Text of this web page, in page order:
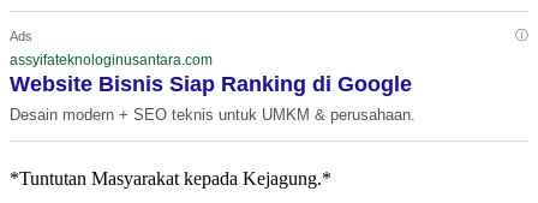
Ads ⓘ
assyifateknologinusantara.com
Website Bisnis Siap Ranking di Google
Desain modern + SEO teknis untuk UMKM & perusahaan.
*Tuntutan Masyarakat kepada Kejagung.*